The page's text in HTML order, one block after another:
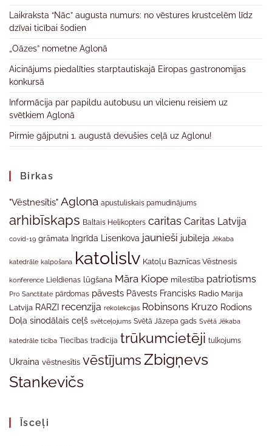
Laikraksta “Nāc” augusta numurs: no vēstures krustcelēm līdz
dzīvai ticībai šodien
„Oāzes” nometne Aglonā
Aicinājums piedalīties starptautiskajā Eiropas gastronomijas
konkursā
Informācija par papildu autobusu un vilcienu reisiem uz
svētkiem Aglonā
Pirmie gājputni 1. augustā devušies ceļā uz Aglonu!
Birkas
"Vēstnesītis" Aglona apustuliskais pamudinājums
arhibīskaps Baltais Helikopters caritas Caritas Latvija
covid-19 grāmata Ingrīda Lisenkova jaunieši jubileja Jēkaba
katedrāle kalpošana katolislv Katoļu Baznīcas Vēstnesis
konference Lieldienas lūgšana Māra Kiope mīlestība patriotisms
Pro Sanctitate pārdomas pāvests Pāvests Francisks Radio Marija
Latvija RARZI recenzija rekolekcijas Robinsons Kruzo Rodions
Doļa sinodālais ceļš svētceļojums Svētā Jāzepa gads Svētā Jēkaba
katedrāle ticība Tiecības tradīcija trūkumcietēji tulkojums
Ukraina vēstnesītis vēstījumsZbigņevs
Stankevičs
Īsceļi